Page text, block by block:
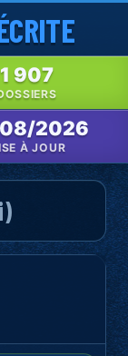
1 907
2026
À JOUR